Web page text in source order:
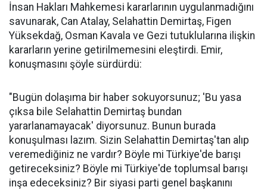
İnsan Hakları Mahkemesi kararlarının uygulanmadığını
savunarak, Can Atalay, Selahattin Demirtaş, Figen
Yüksekdağ, Osman Kavala ve Gezi tutuklularına ilişkin
kararların yerine getirilmemesini eleştirdi. Emir,
konuşmasını şöyle sürdürdü:
"Bugün dolaşıma bir haber sokuyorsunuz; 'Bu yasa
çıksa bile Selahattin Demirtaş bundan
yararlanamayacak' diyorsunuz. Bunun burada
konuşulması lazım. Sizin Selahattin Demirtaş'tan alıp
veremediğiniz ne vardır? Böyle mi Türkiye'de barışı
getireceksiniz? Böyle mi Türkiye'de toplumsal barışı
inşa edeceksiniz? Bir siyasi parti genel başkanını